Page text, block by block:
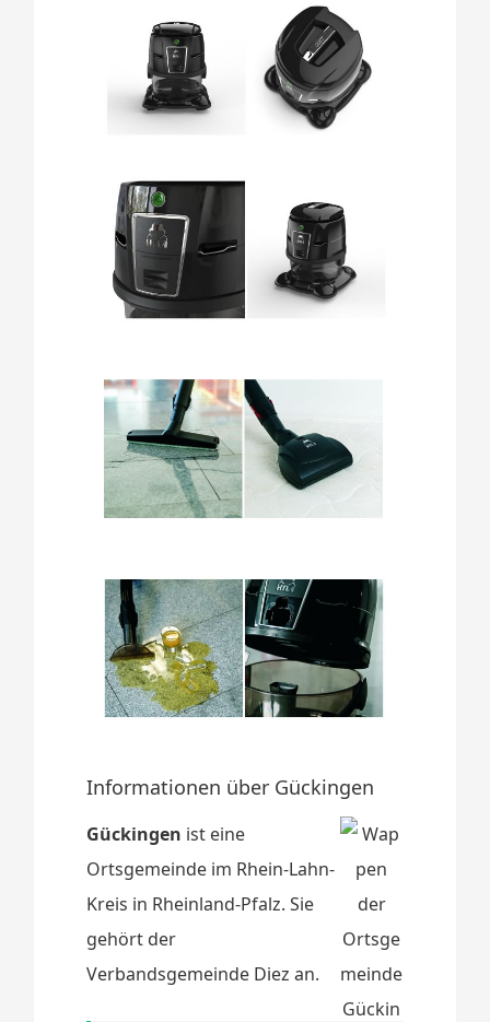
Informationen über Gückingen
Gückingen ist eine
Ortsgemeinde im Rhein-Lahn-
Kreis in Rheinland-Pfalz. Sie
gehört der
Verbandsgemeinde Diez an.